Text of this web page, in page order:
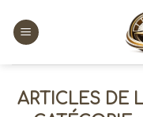
content